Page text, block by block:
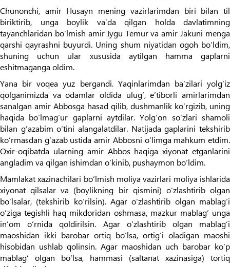
Chunonchi, amir Husayn mening vazirlarimdan biri bilan til
biriktirib, unga boylik va’da qilgan holda davlatimning
tayanchlaridan bo‘lmish amir Iygu Temur va amir Jakuni menga
qarshi qayrashni buyurdi. Uning shum niyatidan ogoh bo‘ldim,
shuning uchun ular xususida aytilgan hamma gaplarni
eshitmaganga oldim.
Yana bir voqea yuz bergandi. Yaqinlarimdan ba’zilari yolg‘iz
qolganimizda va odamlar oldida ulug‘, e’tiborli amirlarimdan
sanalgan amir Abbosga hasad qilib, dushmanlik ko‘rgizib, uning
haqida bo‘lmag‘ur gaplarni aytdilar. Yolg‘on so‘zlari shamoli
bilan g‘azabim o‘tini alangalatdilar. Natijada gaplarini tekshirib
ko‘rmasdan g‘azab ustida amir Abbosni o‘limga mahkum etdim.
Oxir-oqibatda ularning amir Abbos haqiga xiyonat etganlarini
angladim va qilgan ishimdan o‘kinib, pushaymon bo‘ldim.
Mamlakat xazinachilari bo‘lmish moliya vazirlari moliya ishlarida
xiyonat qilsalar va (boylikning bir qismini) o‘zlashtirib olgan
bo‘lsalar, (tekshirib ko‘rilsin). Agar o‘zlashtirib olgan mablag‘i
o‘ziga tegishli haq mikdoridan oshmasa, mazkur mablag‘ unga
in’om o‘rnida qoldirilsin. Agar o‘zlashtirib olgan mablag‘i
maoshidan ikki barobar ortiq bo‘lsa, ortig‘i oladigan maoshi
hisobidan ushlab qolinsin. Agar maoshidan uch barobar ko‘p
mablag‘ olgan bo‘lsa, hammasi (saltanat xazinasiga) tortiq